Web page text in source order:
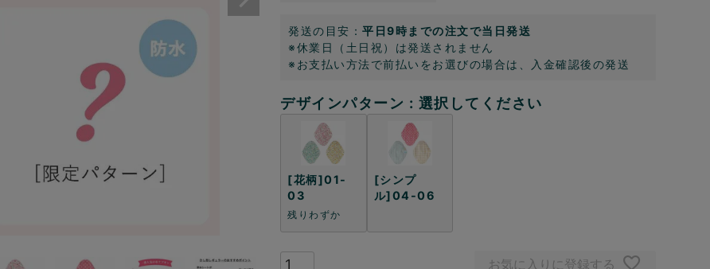
発送の目安： 平日9時までの注文で当日発送
※休業日（土日祝）は発送されません
※お支払い方法で前払いをお選びの場合は、入金確認後の発送
デザインパターン 選択してください
[花柄]01-
03
残りわずか
[シンプ
ル]04-06
お気に入りに登録する